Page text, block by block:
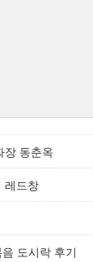
장 동춘옥
레드창
도시락 후기